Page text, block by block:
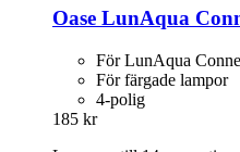
Oase LunAqua
För LunAqua
För färgade lampor
4-polig
185 kr